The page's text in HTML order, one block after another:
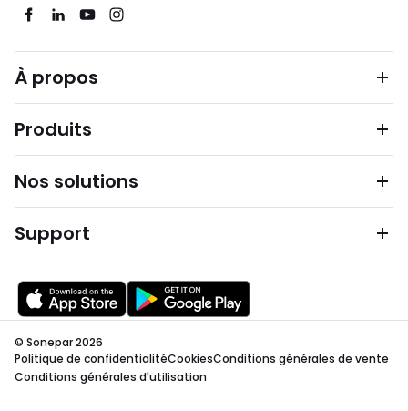
À propos
Produits
Nos solutions
Support
© Sonepar 2026
Politique de confidentialitéCookiesConditions générales de vente
Conditions générales d'utilisation